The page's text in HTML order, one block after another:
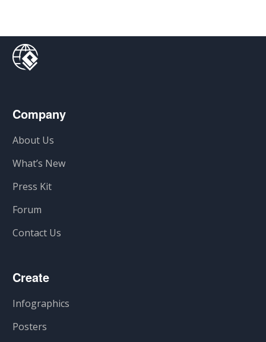
Company
About Us
What’s New
Press Kit
Forum
Contact Us
Create
Infographics
Posters